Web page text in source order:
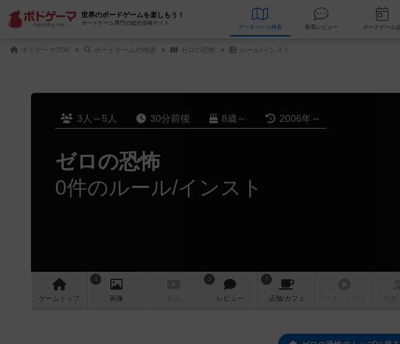
世界のボードゲームを楽しもう！
ボードゲーム専門の総合情報サイト
データベース 検索 新着レビュー
ボドゲーマTOP ボードゲームの検索 ゼロの恐怖 ルール/インスト
3人～5人 30分前後 8歳～ 2006年～
ゼロの恐怖
0件のルール/インスト
ゲーム トップ
6
画像
3
レビュー
7
店舗/カフェ